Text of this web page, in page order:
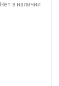
Нет в наличии